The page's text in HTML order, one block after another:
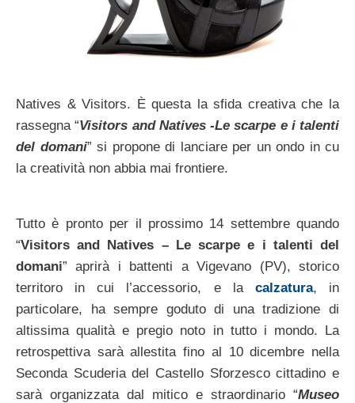
Natives & Visitors. È questa la sfida creativa che la
rassegna “Visitors and Natives -Le scarpe e i talenti
del domani” si propone di lanciare per un ondo in cu
la creatività non abbia mai frontiere.
Tutto è pronto per il prossimo 14 settembre quando
“Visitors and Natives – Le scarpe e i talenti del
domani” aprirà i battenti a Vigevano (PV), storico
territoro in cui l’accessorio, e la calzatura, in
particolare, ha sempre goduto di una tradizione di
altissima qualità e pregio noto in tutto i mondo. La
retrospettiva sarà allestita fino al 10 dicembre nella
Seconda Scuderia del Castello Sforzesco cittadino e
sarà organizzata dal mitico e straordinario “Museo